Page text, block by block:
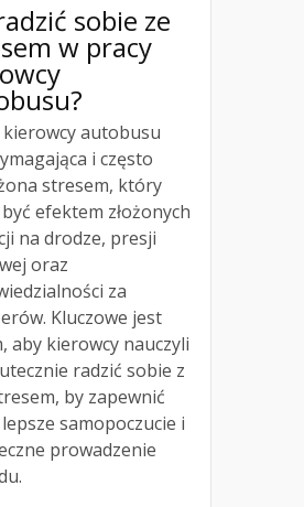
sobie ze
w pracy
kierowcy autobusu
i często
stresem, który
efektem złożonych
na drodze, presji
oraz
za
Kluczowe jest
aby kierowcy nauczyli
radzić sobie z
by zapewnić
samopoczucie i
prowadzenie